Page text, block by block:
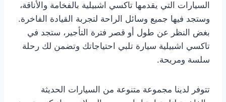
السيارات التي يقدمها تاكسي اشبيلية بالفخامة والأناقة،
وستجد فيها جميع وسائل الراحة لتجربة القيادة الفاخرة.
بغض النظر عن طول أو قصر فترة التأجير، ستجد في
تاكسي اشبيلية سيارة تلبي احتياجاتك وتضمن لك رحلة
سلسة ومريحة.
تتوفر لدينا مجموعة متنوعة من السيارات الحديثة